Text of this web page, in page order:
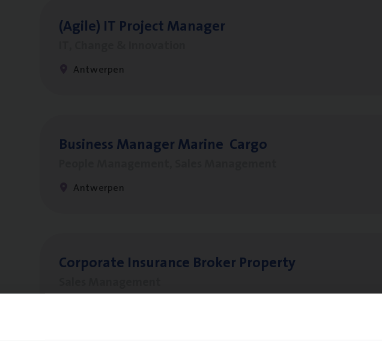
(Agi­le) IT Pro­ject Manager
Antwerpen
Busi­ness Mana­ger Mari­ne Cargo
Antwerpen
Cor­po­ra­te Insu­ran­ce Bro­ker Property